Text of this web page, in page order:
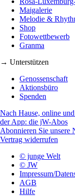
Maigalerie
Melodie &
Shop
Fotowettbewerb
Granma
→ Unterstützen
Genossenschaft
Aktionsbüro
Spenden
Nach Hause, online
der App: die jW-Abos
Abonnieren Sie unsere
Vertrag widerrufen
© junge Welt
© JW
Impressum/
AGB
Hilfe